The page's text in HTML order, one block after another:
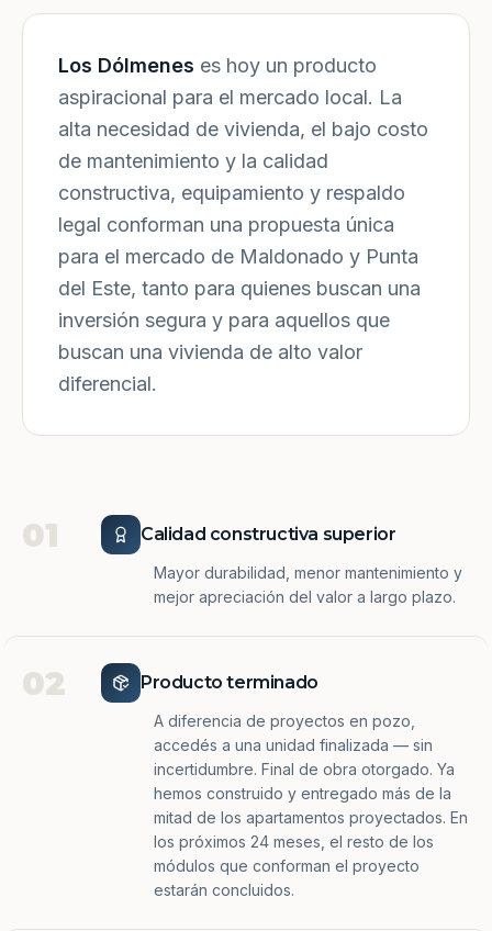
Los Dólmenes es hoy un producto
aspiracional para el mercado local. La
alta necesidad de vivienda, el bajo costo
de mantenimiento y la calidad
constructiva, equipamiento y respaldo
legal conforman una propuesta única
para el mercado de Maldonado y Punta
del Este, tanto para quienes buscan una
inversión segura y para aquellos que
buscan una vivienda de alto valor
diferencial.
01 Calidad constructiva superior
Mayor durabilidad, menor mantenimiento y
mejor apreciación del valor a largo plazo.
02 Producto terminado
A diferencia de proyectos en pozo,
accedés a una unidad finalizada — sin
incertidumbre. Final de obra otorgado. Ya
hemos construido y entregado más de la
mitad de los apartamentos proyectados. En
los próximos 24 meses, el resto de los
módulos que conforman el proyecto
estarán concluidos.